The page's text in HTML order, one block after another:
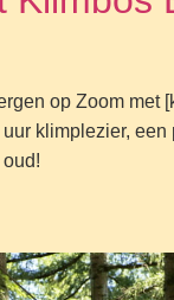
op Zoom met
klimplezier, een